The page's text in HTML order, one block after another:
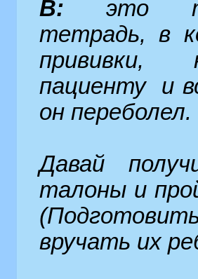
В: это
тетрадь, в
прививки,
пациенту и
он переболел.
Давай
талоны и
вручать их